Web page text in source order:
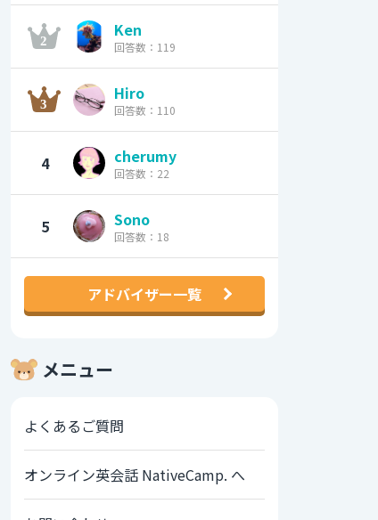
Ken
回答数：119
Hiro
回答数：110
4 cherumy
回答数：22
5 Sono
回答数：18
アドバイザー一覧
メニュー
よくあるご質問
オンライン英会話 NativeCamp. へ